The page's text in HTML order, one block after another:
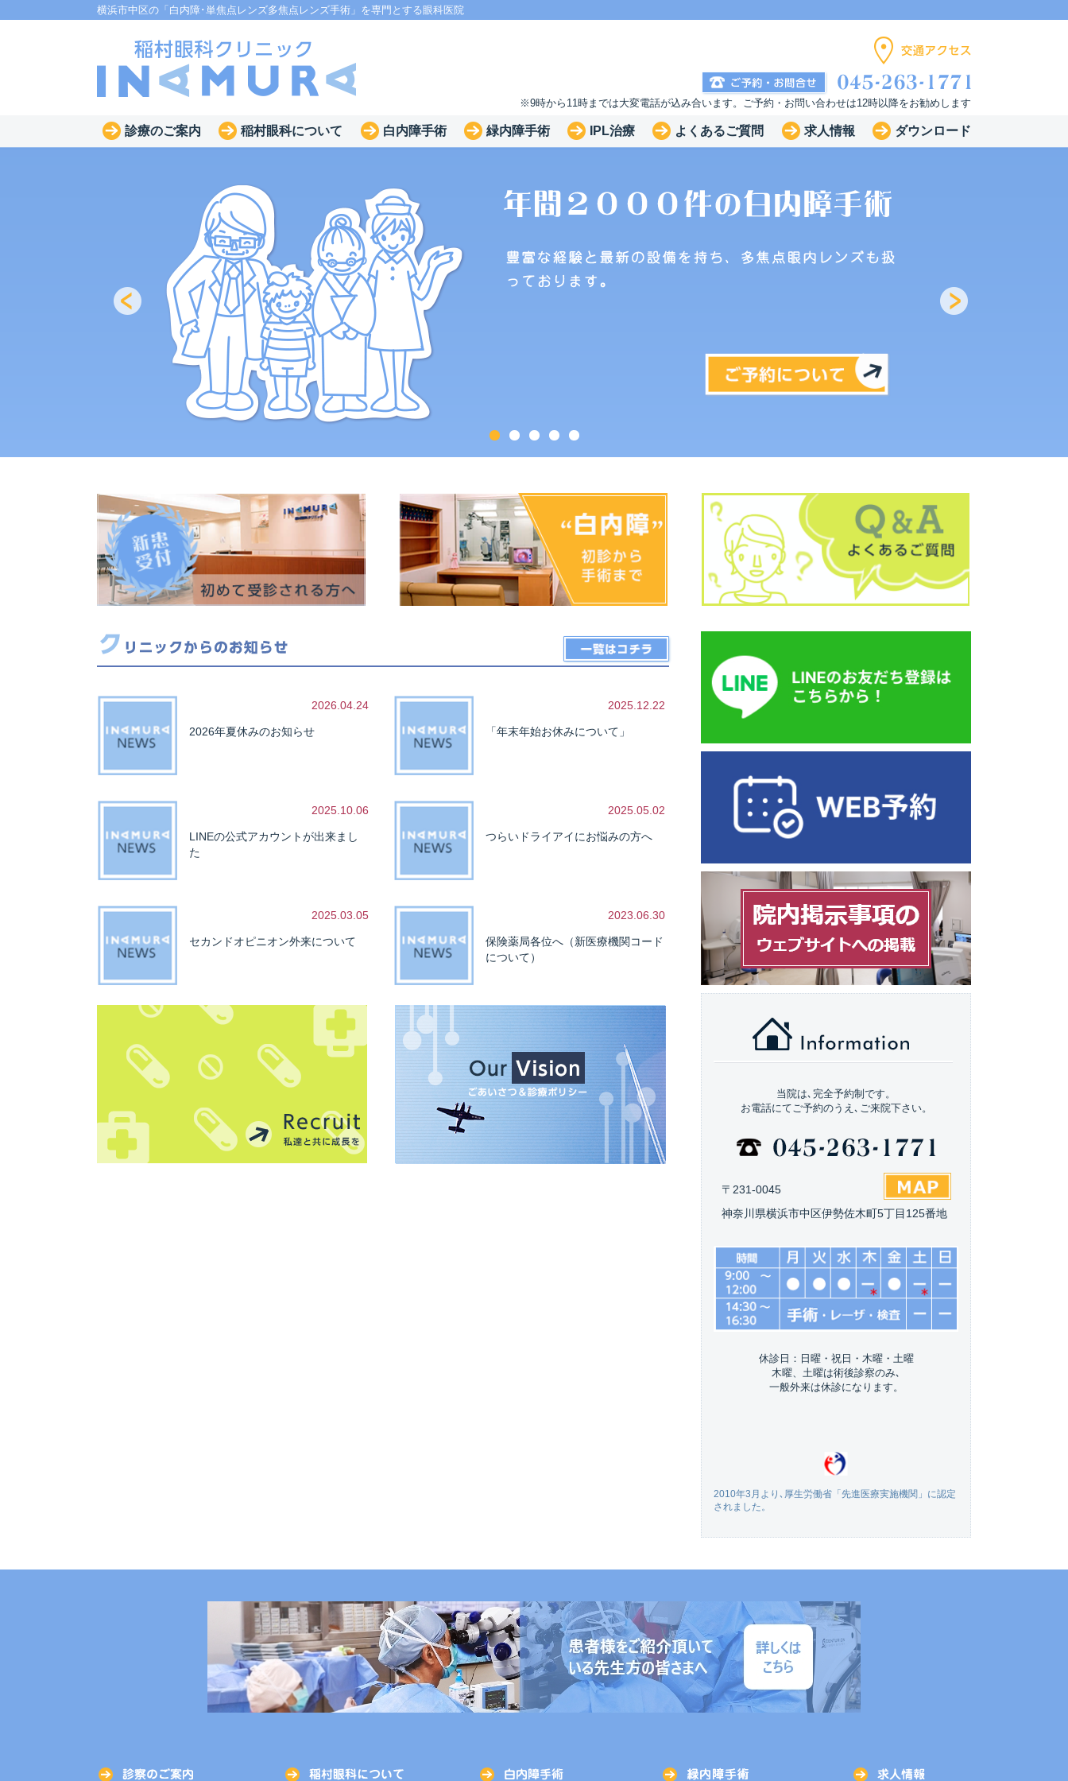
横浜市中区の「白内障･単焦点レンズ多焦点レンズ手術」を専門とする眼科医院
※9時から11時までは大変電話が込み合います。ご予約・お問い合わせは12時以降をお勧めします
診療のご案内 稲村眼科について 白内障手術 緑内障手術 IPL治療 よくあるご質問 求人情報 ダウンロード
2026.04.24
2026年夏休みのお知らせ
2025.12.22
「年末年始お休みについて」
2025.10.06
LINEの公式アカウントが出来まし
た
2025.05.02
つらいドライアイにお悩みの方へ
2025.03.05
セカンドオピニオン外来について
2023.06.30
保険薬局各位へ（新医療機関コード
について）
当院は､完全予約制です。
お電話にてご予約のうえ､ご来院下さい。
〒231-0045
神奈川県横浜市中区伊勢佐木町5丁目125番地
休診日：日曜・祝日・木曜・土曜
木曜、土曜は術後診察のみ､
一般外来は休診になります。
2010年3月より､厚生労働省「先進医療実施機関」に認定
されました。